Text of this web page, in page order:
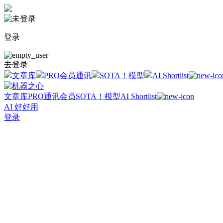
登录
去登录
文章库
PRO会员通讯 SOTA！模型 AI Shortlist
文章库PRO通讯会员SOTA！模型AI Shortlist
AI 好好用
登录